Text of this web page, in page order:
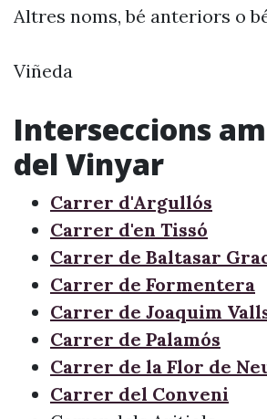
Altres noms, bé anteriors o
Viñeda
Interseccions
del Vinyar
Carrer d'Argullós
Carrer d'en Tissó
Carrer de Baltasar
Carrer de Formentera
Carrer de Joaquim
Carrer de Palamós
Carrer de la Flor de
Carrer del Conveni